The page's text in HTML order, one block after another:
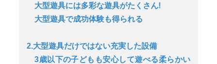
大型遊具には多彩な遊具がたくさん!
大型遊具で成功体験も得られる
2.大型遊具だけではない充実した設備
3歳以下の子どもも安心して遊べる柔らかい